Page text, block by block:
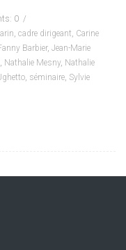
0
, cadre dirigeant, Carine
Barbier, Jean-Marie
, Nathalie Mesny, Nathalie
, séminaire, Sylvie